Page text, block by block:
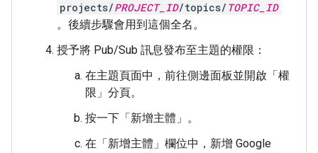
projects/PROJECT_ID/topics/ TOPIC_ID
。後續步驟會用到這個全名。
授予將 Pub/Sub 訊息發布至主題的權限：
在主題頁面中，前往側邊面板並開啟「權
限」 分頁。
按一下「新增主體」 。
在「新增主體」 欄位中，新增 Google